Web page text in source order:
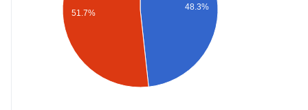
48.3%
51.7%